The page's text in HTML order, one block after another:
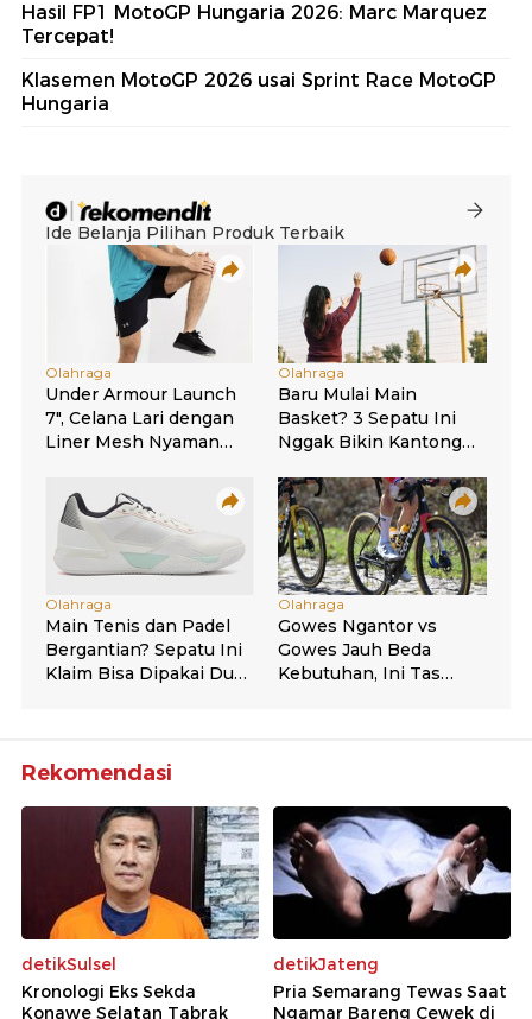
Hasil FP1 MotoGP Hungaria 2026: Marc Marquez
Tercepat!
Klasemen MotoGP 2026 usai Sprint Race MotoGP
Hungaria
Rekomendasi
detikSulsel
Kronologi Eks Sekda
Konawe Selatan Tabrak
detikJateng
Pria Semarang Tewas Saat
Ngamar Bareng Cewek di